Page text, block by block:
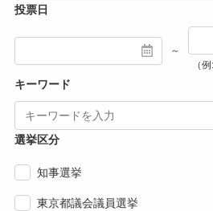
投票日
～
（
キーワード
選挙区分
知事選挙
東京都議会議員選挙